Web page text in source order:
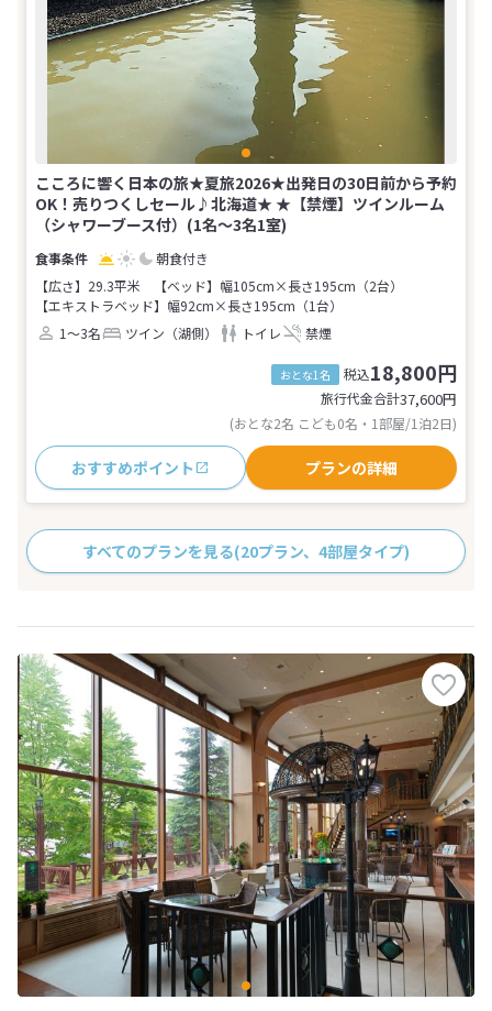
こころに響く日本の旅★夏旅2026★出発日の30日前から予約
OK！売りつくしセール♪北海道★ ★【禁煙】ツインルーム
（シャワーブース付）(1名～3名1室)
朝食付き
【広さ】29.3平米
【ベッド】幅105cm×長さ195cm（2台）
【エキストラベッド】幅92cm×長さ195cm（1台）
1～3名
ツイン（湖側） トイレ 禁煙
おとな1名 税込18,800円
旅行代金合計37,600円
(おとな2名 こども0名・1部屋/1泊2日)
おすすめポイント プランの詳細
すべてのプランを見る(20プラン、4部屋タイプ)